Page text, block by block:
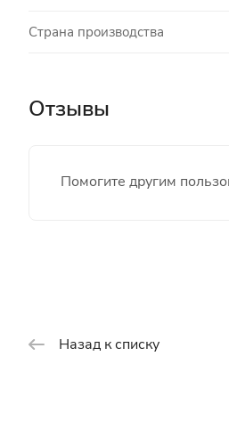
Страна производства
Отзывы
Помогите другим
Назад к списку